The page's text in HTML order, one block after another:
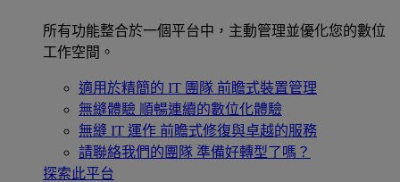
所有功能整合於一個平台中，主動管理並優化您的數位
工作空間。
適用於精簡的 IT 團隊 前瞻式裝置管理
無縫體驗 順暢連續的數位化體驗
無縫 IT 運作 前瞻式修復與卓越的服務
請聯絡我們的團隊 準備好轉型了嗎？
探索此平台